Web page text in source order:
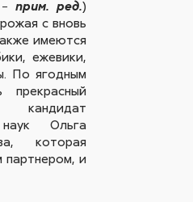
прим. ред.)
с вновь
имеются
ежевики,
По ягодным
наук Ольга
которая
партнером, и